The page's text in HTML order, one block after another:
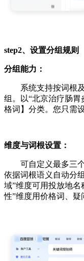
step2、设置分组规则
分组能力：
系统支持按词根
组。以“北京治疗肠
格词】分类。您只需
维度与词根设置：
可自定义最多三
依据词根语义自动分
域”维度可用投放地名
性”维度用价格词、疑